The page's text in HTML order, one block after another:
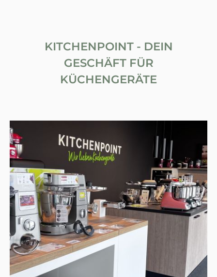
KITCHENPOINT - DEIN
GESCHÄFT FÜR
KÜCHENGERÄTE